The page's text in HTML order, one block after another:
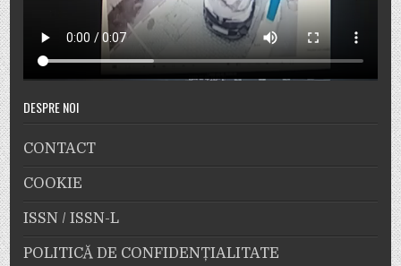
DESPRE NOI
CONTACT
COOKIE
ISSN / ISSN-L
POLITICĂ DE CONFIDENȚIALITATE